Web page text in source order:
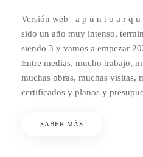
Versión web a p u n t o a r q
sido un año muy intenso,
siendo 3 y vamos a empezar
Entre medias, mucho trabajo,
muchas obras, muchas visitas,
certificados y planos y
SABER MÁS